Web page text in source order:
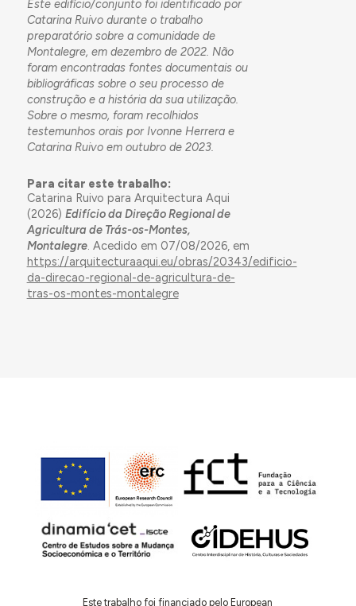
Este edifício/conjunto foi identificado por
Catarina Ruivo durante o trabalho
preparatório sobre a comunidade de
Montalegre, em dezembro de 2022. Não
foram encontradas fontes documentais ou
bibliográficas sobre o seu processo de
construção e a história da sua utilização.
Sobre o mesmo, foram recolhidos
testemunhos orais por Ivonne Herrera e
Catarina Ruivo em outubro de 2023.
Para citar este trabalho:
Catarina Ruivo para Arquitectura Aqui
(2026) Edifício da Direção Regional de
Agricultura de Trás-os-Montes,
Montalegre. Acedido em 07/08/2026, em
https://arquitecturaaqui.eu/obras/20343/edificio-
da-direcao-regional-de-agricultura-de-
tras-os-montes-montalegre
Este trabalho foi financiado pelo European